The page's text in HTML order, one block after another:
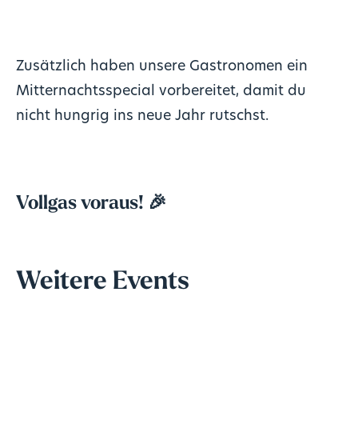
Zusätzlich haben unsere Gastronomen ein
Mitternachtsspecial vorbereitet, damit du
nicht hungrig ins neue Jahr rutschst.
Vollgas voraus! 🎉
Weitere Events